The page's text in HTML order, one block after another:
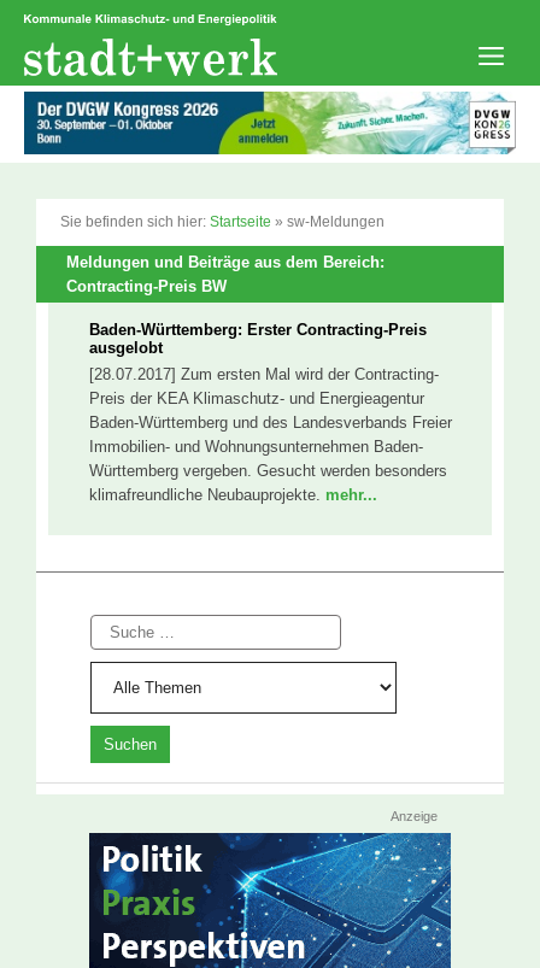
Zum
springen
Sie befinden sich hier: Startseite » sw-Meldungen
Meldungen und Beiträge aus dem Bereich:
Contracting-Preis BW
Baden-Württemberg: Erster Contracting-Preis
ausgelobt
[28.07.2017] Zum ersten Mal wird der Contracting-
Preis der KEA Klimaschutz- und Energieagentur
Baden-Württemberg und des Landesverbands Freier
Immobilien- und Wohnungsunternehmen Baden-
Württemberg vergeben. Gesucht werden besonders
klimafreundliche Neubauprojekte. mehr...
Suche
Anzeige